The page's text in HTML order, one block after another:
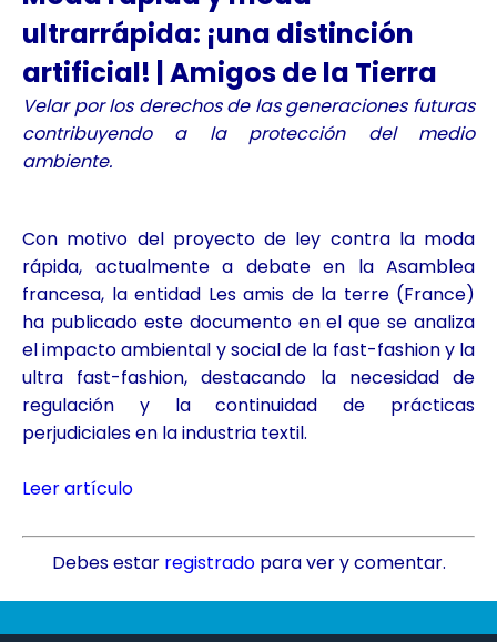
ultrarrápida: ¡una distinción
artificial! | Amigos de la Tierra
Velar por los derechos de las generaciones futuras
contribuyendo a la protección del medio
ambiente.
Con motivo del proyecto de ley contra la moda
rápida, actualmente a debate en la Asamblea
francesa, la entidad Les amis de la terre (France)
ha publicado este documento en el que se analiza
el impacto ambiental y social de la fast-fashion y la
ultra fast-fashion, destacando la necesidad de
regulación y la continuidad de prácticas
perjudiciales en la industria textil.
Leer artículo
Debes estar registradopara ver y comentar.